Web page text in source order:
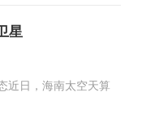
星
近日，海南太空天算